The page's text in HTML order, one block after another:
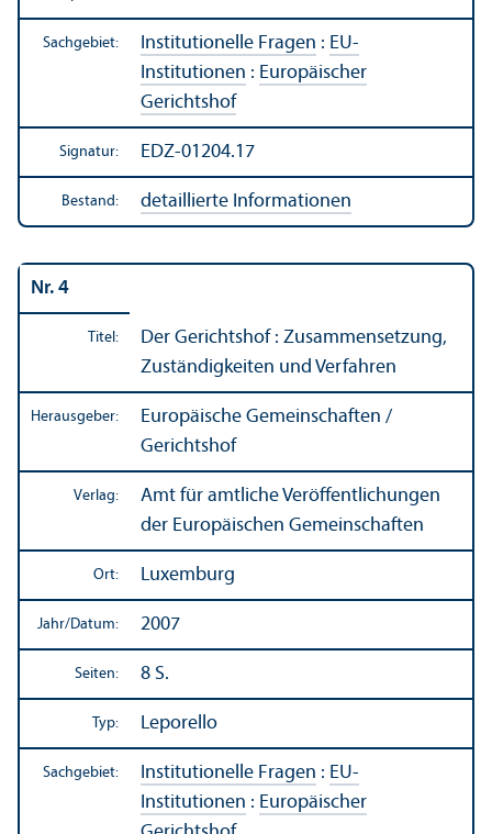
Sachgebiet: Institutionelle Fragen : EU-
Institutionen : Europäischer
Gerichtshof
Signatur: EDZ-01204.17
Bestand: detaillierte Informationen
Nr. 4
Titel:
Der Gerichtshof : Zusammensetzung,
Zuständigkeiten und Verfahren
Herausgeber:
Europäische Gemeinschaften /
Gerichtshof
Verlag:
Amt für amtliche Veröffentlichungen
der Europäischen Gemeinschaften
Ort: Luxemburg
Jahr/Datum: 2007
Seiten: 8 S.
Typ: Leporello
Sachgebiet: Institutionelle Fragen : EU-
Institutionen : Europäischer